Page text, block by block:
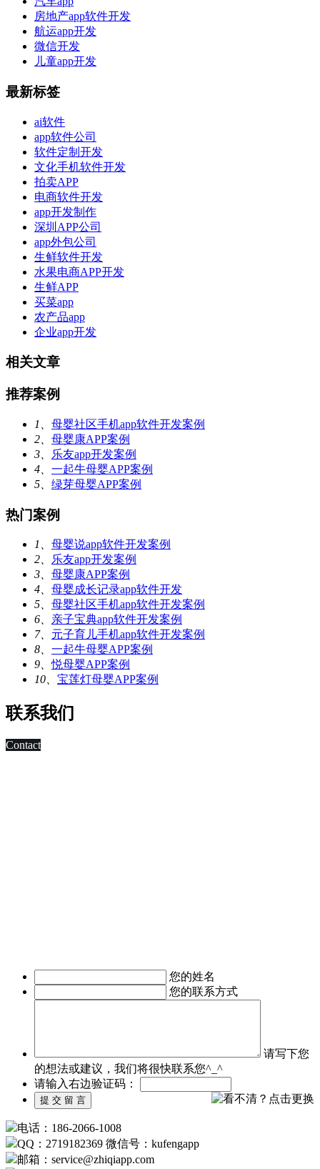
房地产app软件开发
航运app开发
微信开发
儿童app开发
最新标签
ai软件
app软件公司
软件定制开发
文化手机软件开发
拍卖APP
电商软件开发
app开发制作
深圳APP公司
app外包公司
生鲜软件开发
水果电商APP开发
生鲜APP
买菜app
农产品app
企业app开发
相关文章
推荐案例
1、 母婴社区手机app软件开发案例
2、 母婴康APP案例
3、
乐友app开发案例
4、 一起牛母婴APP案例
5、 绿芽母婴APP案例
热门案例
1、 母婴说app软件开发案例
2、
乐友app开发案例
3、 母婴康APP案例
4、 母婴成长记录app软件开发
5、 母婴社区手机app软件开发案例
6、 亲子宝典app软件开发案例
7、 元子育儿手机app软件开发案例
8、 一起牛母婴APP案例
9、悦母婴APP案例
10、 宝莲灯母婴APP案例
联系我们
Contact
您的姓名
您的联系方式
请写下您
的想法或建议，我们将很快联系您^_^
请输入右边验证码：
电话：186-2066-1008
QQ：2719182369 微信号：kufengapp
邮箱：service@zhiqiapp.com